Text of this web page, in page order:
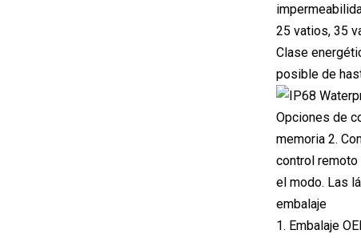
25 vatios, 35
Clase
posible de
Opciones de
memoria 2.
control remoto
el modo. Las
embalaje
1. Embalaje